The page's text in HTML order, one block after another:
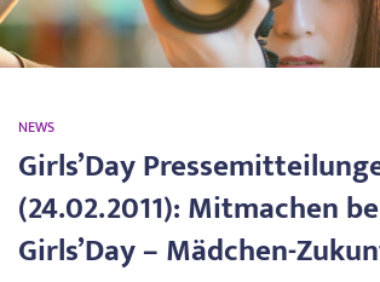
NEWS
Girls’Day
(24.02.2011): Mitmachen
Girls’Day – Mädchen-